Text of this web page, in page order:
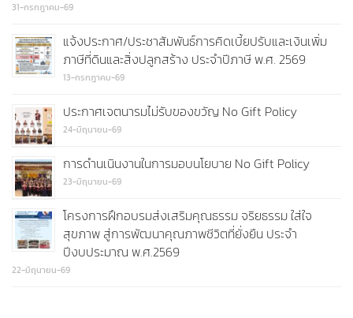
31-กรกฎาคม-69
แจ้งประกาศ/ประชาสัมพันธ์การคิดเบี้ยปรับและเงินเพิ่ม
ภาษีที่ดินและสิ่งปลูกสร้าง ประจำปีภาษี พ.ศ. 2569
13-กรกฎาคม-69
ประกาศเจตนารมไม่รับของขวัญ No Gift Policy
24-มิถุนายน-69
การดำนเนินงานในการมอบนโยบาย No Gift Policy
23-มิถุนายน-69
โครงการฝึกอบรมส่งเสริมคุณธรรม จริยธรรม ใส่ใจ
สุขภาพ สู่การพัฒนาคุณภาพชีวิตที่ยั่งยืน ประจำ
ปีงบประมาณ พ.ศ.2569
22-มิถุนายน-69